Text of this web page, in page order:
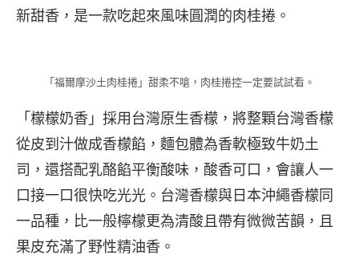
新甜香，是一款吃起來風味圓潤的肉桂捲。
「福爾摩沙土肉桂捲」甜柔不嗆，肉桂捲控一定要試試看。
「檬檬奶香」採用台灣原生香檬，將整顆台灣香檬
從皮到汁做成香檬餡，麵包體為香軟極致牛奶土
司，還搭配乳酪餡平衡酸味，酸香可口，會讓人一
口接一口很快吃光光。台灣香檬與日本沖繩香檬同
一品種，比一般檸檬更為清酸且帶有微微苦韻，且
果皮充滿了野性精油香。